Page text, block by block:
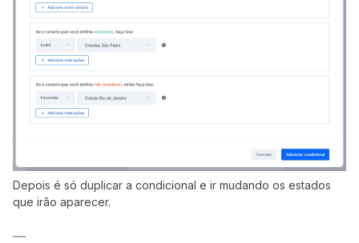
Depois é só duplicar a condicional e ir mudando os estados
que irão aparecer.